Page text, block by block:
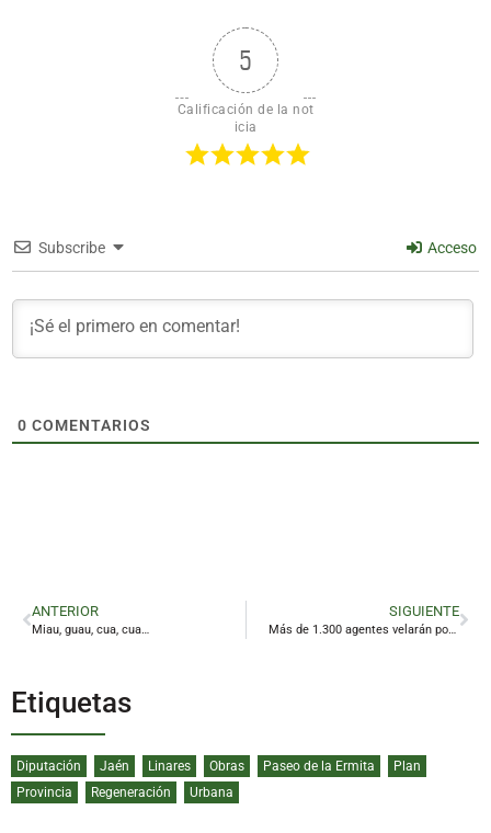
5
Calificación de la not
icia
Subscribe Acceso
0 COMENTARIOS
ANTERIOR
Miau, guau, cua, cua…
SIGUIENTE
Más de 1.300 agentes velarán por el normal desarrollo de la jornada electoral en la provincia
Etiquetas
Diputación Jaén Linares Obras Paseo de la Ermita
Plan
Provincia
Regeneración Urbana